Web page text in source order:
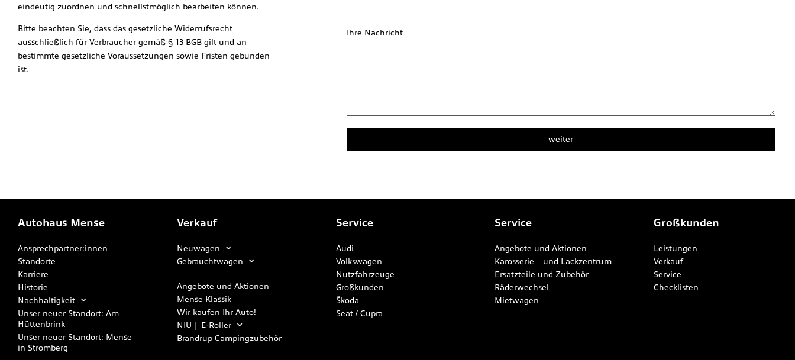
eindeutig zuordnen und schnellstmöglich bearbeiten können.
Bitte beachten Sie, dass das gesetzliche Widerrufsrecht
ausschließlich für Verbraucher gemäß § 13 BGB gilt und an
bestimmte gesetzliche Voraussetzungen sowie Fristen gebunden
ist.
Ihre Nachricht
weiter
Autohaus Mense
Ansprechpartner:innen
Standorte
Karriere
Historie
Nachhaltigkeit
Unser neuer Standort: Am
Hüttenbrink
Unser neuer Standort: Mense
in Stromberg
Verkauf
Neuwagen
Gebrauchtwagen
Angebote und Aktionen
Mense Klassik
Wir kaufen Ihr Auto!
NIU | E-Roller
Brandrup Campingzubehör
Service
Audi
Volkswagen
Nutzfahrzeuge
Großkunden
Škoda
Seat / Cupra
Service
Angebote und Aktionen
Karosserie – und Lackzentrum
Ersatzteile und Zubehör
Räderwechsel
Mietwagen
Großkunden
Leistungen
Verkauf
Service
Checklisten